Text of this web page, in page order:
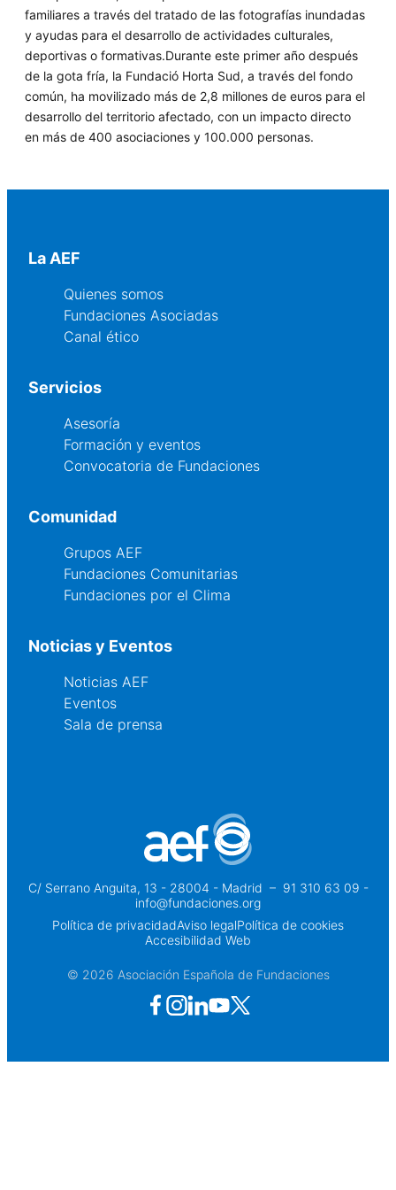
familiares a través del tratado de las fotografías inundadas
y ayudas para el desarrollo de actividades culturales,
deportivas o formativas.Durante este primer año después
de la gota fría, la Fundació Horta Sud, a través del fondo
común, ha movilizado más de 2,8 millones de euros para el
desarrollo del territorio afectado, con un impacto directo
en más de 400 asociaciones y 100.000 personas.
La AEF
Quienes somos
Fundaciones Asociadas
Canal ético
Servicios
Asesoría
Formación y eventos
Convocatoria de Fundaciones
Comunidad
Grupos AEF
Fundaciones Comunitarias
Fundaciones por el Clima
Noticias y Eventos
Noticias AEF
Eventos
Sala de prensa
C/ Serrano Anguita, 13 - 28004 - Madrid – 91 310 63 09 -
info@fundaciones.org
Política de privacidadAviso legalPolítica de cookies
Accesibilidad Web
© 2026 Asociación Española de Fundaciones